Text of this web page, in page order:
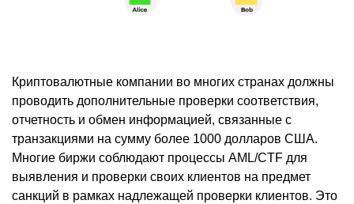
Криптовалютные компании во многих странах должны
проводить дополнительные проверки соответствия,
отчетность и обмен информацией, связанные с
транзакциями на сумму более 1000 долларов США.
Многие биржи соблюдают процессы AML/CTF для
выявления и проверки своих клиентов на предмет
санкций в рамках надлежащей проверки клиентов. Это